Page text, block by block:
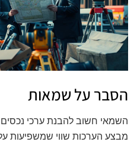
הסבר על שמאות
השמאי חשוב להבנת ערכי
מבצע הערכות שווי שמשפיעות